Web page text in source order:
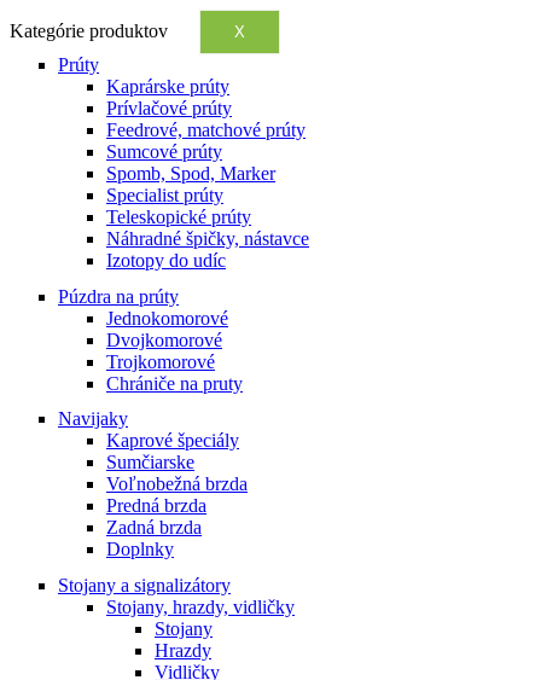
Kategórie produktov X
Prúty
Kaprárske prúty
Prívlačové prúty
Feedrové, matchové prúty
Sumcové prúty
Spomb, Spod, Marker
Specialist prúty
Teleskopické prúty
Náhradné špičky, nástavce
Izotopy do udíc
Púzdra na prúty
Jednokomorové
Dvojkomorové
Trojkomorové
Chrániče na pruty
Navijaky
Kaprové špeciály
Sumčiarske
Voľnobežná brzda
Predná brzda
Zadná brzda
Doplnky
Stojany a signalizátory
Stojany, hrazdy, vidličky
Stojany
Hrazdy
Vidličky